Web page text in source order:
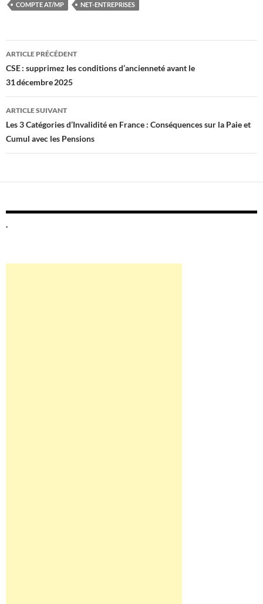
COMPTE AT/MP NET-ENTREPRISES
Navigation
des
articles
ARTICLE PRÉCÉDENT
CSE : supprimez les conditions d’ancienneté avant le
31 décembre 2025
ARTICLE SUIVANT
Les 3 Catégories d’Invalidité en France : Conséquences sur la Paie et
Cumul avec les Pensions
.